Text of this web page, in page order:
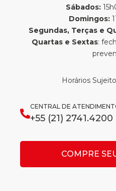
Sábados:
Domingos:
Segundas, Terças e
Quartas e Sextas:
Horários
CENTRAL DE
+55 (21) 2741.4200
COMPRE